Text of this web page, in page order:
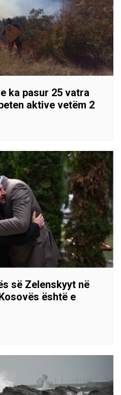
ka pasur 25 vatra
aktive vetëm 2
së Zelenskyyt në
është e